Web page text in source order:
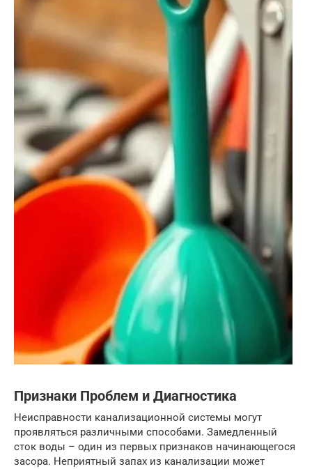
Признаки Проблем и Диагностика
Неисправности канализационной системы могут
проявляться различными способами. Замедленный
сток воды – один из первых признаков начинающегося
засора. Неприятный запах из канализации может